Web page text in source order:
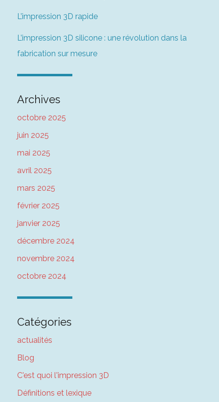
L’impression 3D rapide
L’impression 3D silicone : une révolution dans la
fabrication sur mesure
Archives
octobre 2025
juin 2025
mai 2025
avril 2025
mars 2025
février 2025
janvier 2025
décembre 2024
novembre 2024
octobre 2024
Catégories
actualités
Blog
C'est quoi l'impression 3D
Définitions et lexique